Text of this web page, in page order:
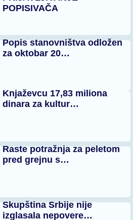
POPISIVAČA
Popis stanovništva odložen
za oktobar 20…
Knjaževcu 17,83 miliona
dinara za kultur…
Raste potražnja za peletom
pred grejnu s…
Skupština Srbije nije
izglasala nepovere…